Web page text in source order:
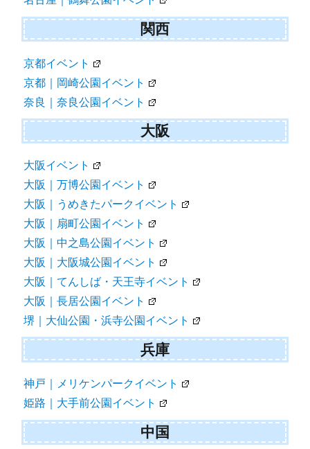
関西
京都イベント
京都｜岡崎公園イベント
奈良｜奈良公園イベント
大阪
大阪イベント
大阪｜万博公園イベント
大阪｜うめきたパークイベント
大阪｜扇町公園イベント
大阪｜中之島公園イベント
大阪｜大阪城公園イベント
大阪｜てんしば・天王寺イベント
大阪｜長居公園イベント
堺｜大仙公園・浜寺公園イベント
兵庫
神戸｜メリケンパークイベント
姫路｜大手前公園イベント
中国